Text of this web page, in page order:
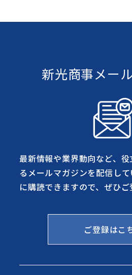
新光商事メー
最新情報や業界動向など、
るメールマガジンを配信し
に購読できますので、ぜひご
ご登録はこ